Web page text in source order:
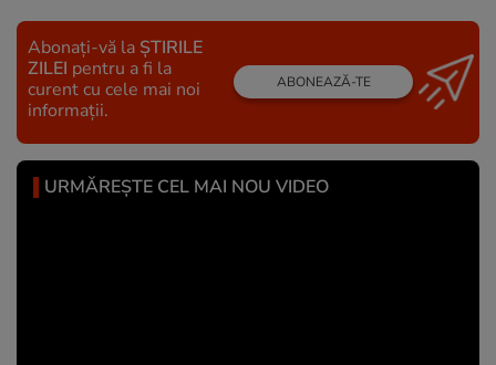
Abonați-vă la ȘTIRILE
ZILEI pentru a fi la
curent cu cele mai noi
informații.
ABONEAZĂ-TE
URMĂREȘTE CEL MAI NOU VIDEO